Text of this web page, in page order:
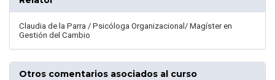
Claudia de la Parra / Psicóloga Organizacional/ Magíster en
Gestión del Cambio
Otros comentarios asociados al curso